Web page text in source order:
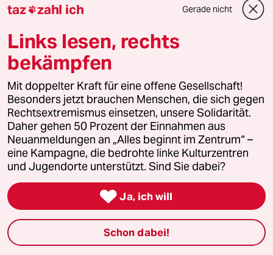
taz Archiv
Mehr taz Angebote
Reisen
Kantine
Shop
Anzeigen
taz zahl ich Gerade nicht
Links lesen, rechts
bekämpfen
Mit doppelter Kraft für eine offene Gesellschaft!
Besonders jetzt brauchen Menschen, die sich gegen
Rechtsextremismus einsetzen, unsere Solidarität.
Daher gehen 50 Prozent der Einnahmen aus
Neuanmeldungen an „Alles beginnt im Zentrum“ –
eine Kampagne, die bedrohte linke Kulturzentren
und Jugendorte unterstützt. Sind Sie dabei?
 Ja, ich will
Schon dabei!